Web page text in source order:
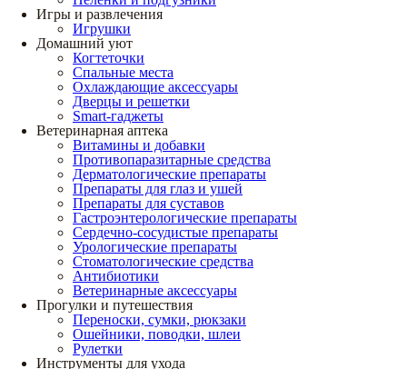
Игры и развлечения
Игрушки
Домашний уют
Когтеточки
Спальные места
Охлаждающие аксессуары
Дверцы и решетки
Smart-гаджеты
Ветеринарная аптека
Витамины и добавки
Противопаразитарные средства
Дерматологические препараты
Препараты для глаз и ушей
Препараты для суставов
Гастроэнтерологические препараты
Сердечно-сосудистые препараты
Урологические препараты
Стоматологические средства
Антибиотики
Ветеринарные аксессуары
Прогулки и путешествия
Переноски, сумки, рюкзаки
Ошейники, поводки, шлеи
Рулетки
Инструменты для ухода